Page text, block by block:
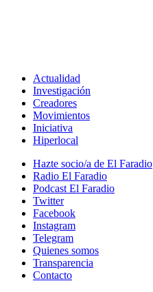
Actualidad
Investigación
Creadores
Movimientos
Iniciativa
Hiperlocal
Hazte socio/a de El Faradio
Radio El Faradio
Podcast El Faradio
Twitter
Facebook
Instagram
Telegram
Quienes somos
Transparencia
Contacto